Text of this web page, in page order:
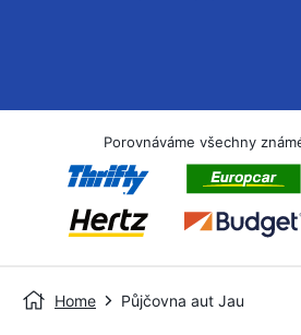
Porovnáváme všechny
Home Půjčovna aut Jau